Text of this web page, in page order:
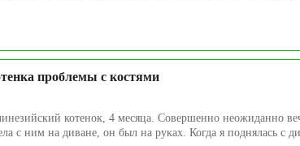
проблемы с костями
котенок, 4 месяца. Совершенно неожиданно
с ним на диване, он был на руках. Когда я поднялась с